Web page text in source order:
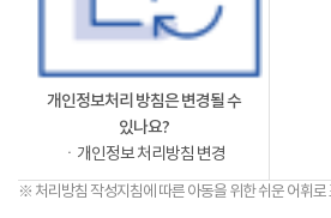
개인정보처리 방침은 변경될 수
있나요?
ㆍ개인정보 처리방침 변경
※ 처리방침 작성지침에 따른 아동을 위한 쉬운 어휘로